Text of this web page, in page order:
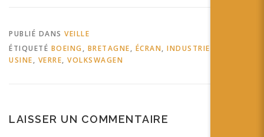
PUBLIÉ DANS VEILLE
ÉTIQUETÉ BOEING , BRETAGNE, ÉCRAN, INDUSTRIE
USINE, VERRE, VOLKSWAGEN
LAISSER UN COMMENTAIRE